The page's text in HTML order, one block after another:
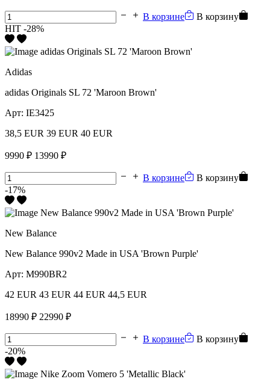
В корзине
В корзину
HIT -28%
Adidas
adidas Originals SL 72 'Maroon Brown'
Арт: IE3425
38,5 EUR 39 EUR 40 EUR
9990 ₽ 13990 ₽
В корзине
В корзину
-17%
New Balance
New Balance 990v2 Made in USA 'Brown Purple'
Арт: M990BR2
42 EUR 43 EUR 44 EUR 44,5 EUR
18990 ₽ 22990 ₽
В корзине
В корзину
-20%